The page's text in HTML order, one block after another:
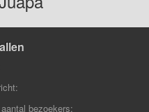
bezoekers: